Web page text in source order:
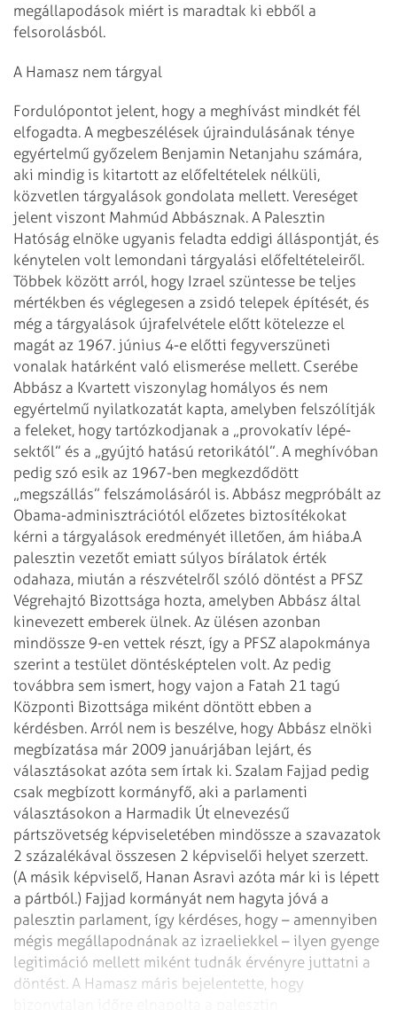
megállapodások miért is maradtak ki ebből a
felsorolásból.
A Hamasz nem tárgyal
Fordulópontot jelent, hogy a meghívást mindkét fél
elfogadta. A megbeszélések újraindulásának ténye
egyértelmű győzelem Benjamin Netanjahu számára,
aki mindig is kitartott az előfeltételek nélküli,
közvetlen tárgyalások gondolata mellett. Vereséget
jelent viszont Mahmúd Abbásznak. A Palesztin
Hatóság elnöke ugyanis feladta eddigi álláspontját, és
kénytelen volt lemondani tárgyalási előfeltételeiről.
Többek között arról, hogy Izrael szüntesse be teljes
mértékben és véglegesen a zsidó telepek építését, és
még a tárgyalások újrafelvétele előtt kötelezze el
magát az 1967. június 4-e előtti fegyverszüneti
vonalak határként való elismerése mellett. Cserébe
Abbász a Kvartett viszonylag homályos és nem
egyértelmű nyilatkozatát kapta, amelyben felszólítják
a feleket, hogy tartózkodjanak a „provokatív lépé­
sektől” és a „gyújtó hatású retorikától”. A meghívóban
pedig szó esik az 1967-ben megkezdődött
„megszállás” felszámolásáról is. Abbász megpróbált az
Obama-adminisztrációtól előzetes biztosítékokat
kérni a tárgyalások eredményét illetően, ám hiába.A
palesztin vezetőt emiatt súlyos bírálatok érték
odahaza, miután a részvételről szóló döntést a PFSZ
Végrehajtó Bizottsága hozta, amelyben Abbász által
kinevezett emberek ülnek. Az ülésen azonban
mindössze 9-en vettek részt, így a PFSZ alapokmánya
szerint a testület döntésképtelen volt. Az pedig
továbbra sem ismert, hogy vajon a Fatah 21 tagú
Központi Bizottsága miként döntött ebben a
kérdésben. Arról nem is beszélve, hogy Abbász elnöki
megbízatása már 2009 januárjában lejárt, és
választásokat azóta sem írtak ki. Szalam Fajjad pedig
csak megbízott kormányfő, aki a parlamenti
választásokon a Harmadik Út elnevezésű
pártszövetség képviseletében mindössze a szavazatok
2 százalékával összesen 2 képviselői helyet szerzett.
(A másik képviselő, Hanan Asravi azóta már ki is lépett
a pártból.) Fajjad kormányát nem hagyta jóvá a
palesztin parlament, így kérdéses, hogy – amennyiben
mégis megállapodnának az izraeliekkel – ilyen gyenge
legitimáció mellett miként tudnák érvényre juttatni a
döntést. A Hamasz máris bejelentette, hogy